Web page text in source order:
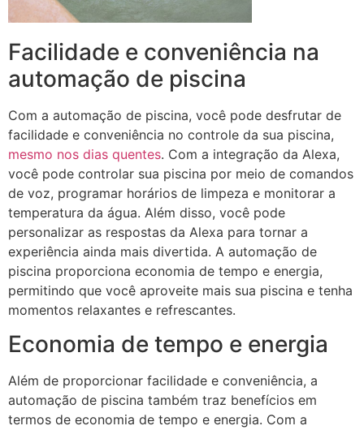
Facilidade e conveniência na
automação de piscina
Com a automação de piscina, você pode desfrutar de
facilidade e conveniência no controle da sua piscina,
mesmo nos dias quentes. Com a integração da Alexa,
você pode controlar sua piscina por meio de comandos
de voz, programar horários de limpeza e monitorar a
temperatura da água. Além disso, você pode
personalizar as respostas da Alexa para tornar a
experiência ainda mais divertida. A automação de
piscina proporciona economia de tempo e energia,
permitindo que você aproveite mais sua piscina e tenha
momentos relaxantes e refrescantes.
Economia de tempo e energia
Além de proporcionar facilidade e conveniência, a
automação de piscina também traz benefícios em
termos de economia de tempo e energia. Com a